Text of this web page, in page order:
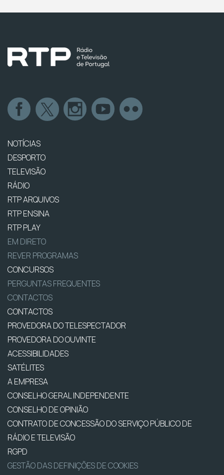
NOTÍCIAS
DESPORTO
TELEVISÃO
RÁDIO
RTP ARQUIVOS
RTP ENSINA
RTP PLAY
EM DIRETO
REVER PROGRAMAS
CONCURSOS
PERGUNTAS FREQUENTES
CONTACTOS
CONTACTOS
PROVEDORA DO TELESPECTADOR
PROVEDORA DO OUVINTE
ACESSIBILIDADES
SATÉLITES
A EMPRESA
CONSELHO GERAL INDEPENDENTE
CONSELHO DE OPINIÃO
CONTRATO DE CONCESSÃO DO SERVIÇO PÚBLICO DE
RÁDIO E TELEVISÃO
RGPD
GESTÃO DAS DEFINIÇÕES DE COOKIES